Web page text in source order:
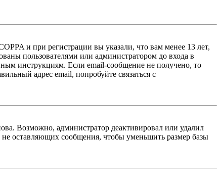
и при регистрации вы указали, что вам менее 13 лет,
пользователями или администратором до входа в
инструкциям. Если email-сообщение не получено, то
адрес email, попробуйте связаться с
Возможно, администратор деактивировал или удалил
оставляющих сообщения, чтобы уменьшить размер базы